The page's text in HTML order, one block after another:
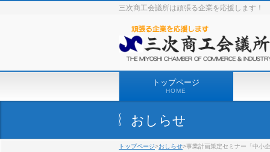
三次商工会議所は頑張る企業を応援します！
トップページ
HOME
おしらせ
トップページ>おしらせ>事業計画策定セミナー「中小